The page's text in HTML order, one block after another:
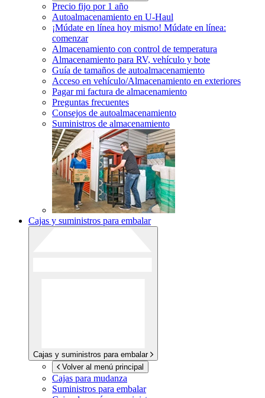
Precio fijo por 1 año
Autoalmacenamiento en U-Haul
¡Múdate en línea hoy mismo! Múdate en línea:
comenzar
Almacenamiento con control de temperatura
Almacenamiento para RV, vehículo y bote
Guía de tamaños de autoalmacenamiento
Acceso en vehículo/Almacenamiento en exteriores
Pagar mi factura de almacenamiento
Preguntas frecuentes
Consejos de autoalmacenamiento
Suministros de almacenamiento
Cajas y suministros para embalar
Cajas y suministros para embalar
Volver al menú principal
Cajas para mudanza
Suministros para embalar